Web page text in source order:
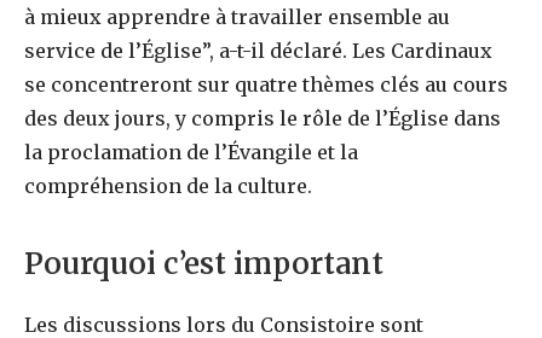
à mieux apprendre à travailler ensemble au
service de l’Église”, a-t-il déclaré. Les Cardinaux
se concentreront sur quatre thèmes clés au cours
des deux jours, y compris le rôle de l’Église dans
la proclamation de l’Évangile et la
compréhension de la culture.
Pourquoi c’est important
Les discussions lors du Consistoire sont